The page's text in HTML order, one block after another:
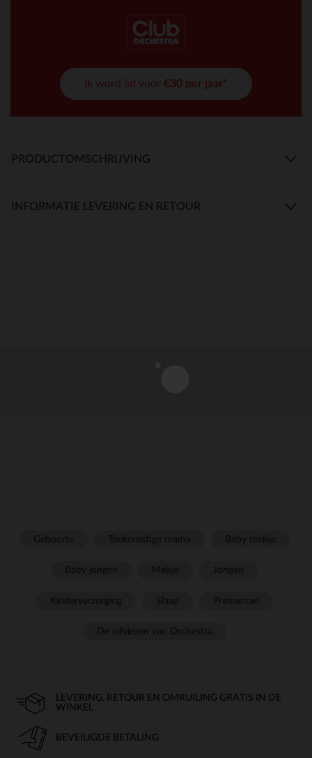
Ik word lid voor €30 per jaar*
PRODUCTOMSCHRIJVING
INFORMATIE LEVERING EN RETOUR
LEVERING, RETOUR EN OMRUILING GRATIS IN DE
WINKEL
BEVEILIGDE BETALING